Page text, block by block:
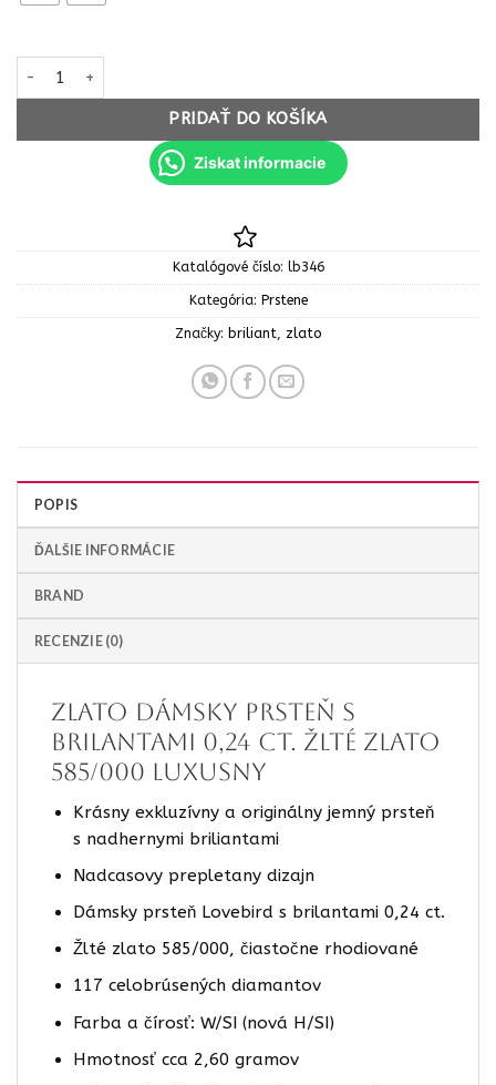
množstvo ZLATO Dámsky prsteň s brilantami 0,24 ct. Žlté zlato
PRIDAŤ DO KOŠÍKA
Ziskat informacie
Katalógové číslo: lb346
Kategória: Prstene
Značky: briliant, zlato
POPIS
ĎALŠIE INFORMÁCIE
BRAND
RECENZIE (0)
ZLATO Dámsky prsteň s
brilantami 0,24 ct. Žlté zlato
585/000 luxusny
Krásny exkluzívny a originálny jemný prsteň
s nadhernymi briliantami
Nadcasovy prepletany dizajn
Dámsky prsteň Lovebird s brilantami 0,24 ct.
Žlté zlato 585/000, čiastočne rhodiované
117 celobrúsených diamantov
Farba a čírosť: W/SI (nová H/SI)
Hmotnosť cca 2,60 gramov